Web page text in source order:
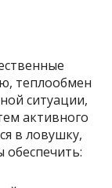
теплообмен
ситуации,
активного
в ловушку,
обеспечить: